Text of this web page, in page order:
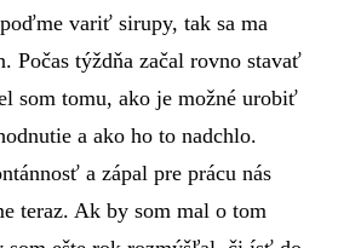
variť sirupy, tak sa ma
Počas týždňa začal rovno stavať
som tomu, ako je možné urobiť
a ako ho to nadchlo.
a zápal pre prácu nás
teraz. Ak by som mal o tom